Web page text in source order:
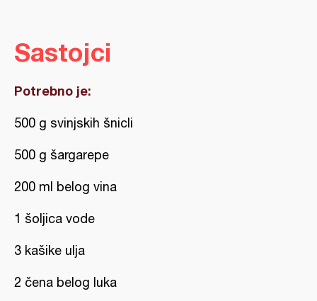
Sastojci
Potrebno je:
500 g svinjskih šnicli
500 g šargarepe
200 ml belog vina
1 šoljica vode
3 kašike ulja
2 čena belog luka